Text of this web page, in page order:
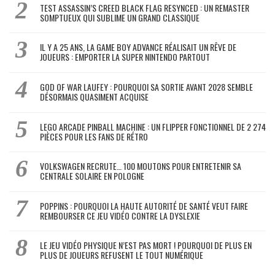
TEST ASSASSIN’S CREED BLACK FLAG RESYNCED : UN REMASTER
SOMPTUEUX QUI SUBLIME UN GRAND CLASSIQUE
IL Y A 25 ANS, LA GAME BOY ADVANCE RÉALISAIT UN RÊVE DE
JOUEURS : EMPORTER LA SUPER NINTENDO PARTOUT
GOD OF WAR LAUFEY : POURQUOI SA SORTIE AVANT 2028 SEMBLE
DÉSORMAIS QUASIMENT ACQUISE
LEGO ARCADE PINBALL MACHINE : UN FLIPPER FONCTIONNEL DE 2 274
PIÈCES POUR LES FANS DE RÉTRO
VOLKSWAGEN RECRUTE… 100 MOUTONS POUR ENTRETENIR SA
CENTRALE SOLAIRE EN POLOGNE
POPPINS : POURQUOI LA HAUTE AUTORITÉ DE SANTÉ VEUT FAIRE
REMBOURSER CE JEU VIDÉO CONTRE LA DYSLEXIE
LE JEU VIDÉO PHYSIQUE N’EST PAS MORT ! POURQUOI DE PLUS EN
PLUS DE JOUEURS REFUSENT LE TOUT NUMÉRIQUE